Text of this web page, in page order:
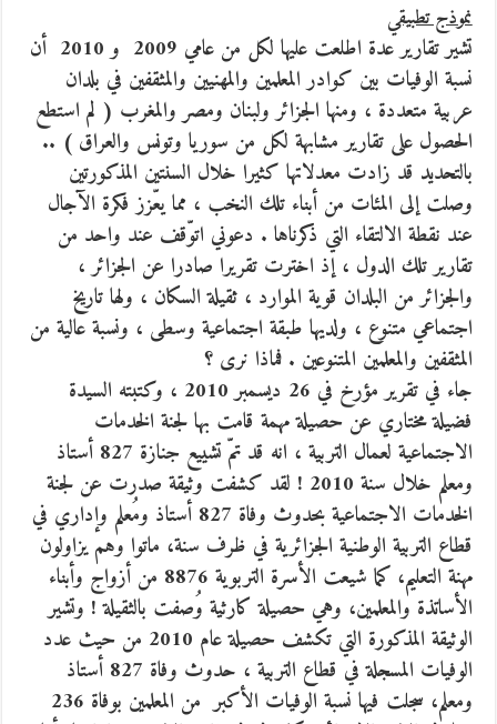
نموذج تطبيقي
تشير تقارير عدة اطلعت عليها لكل من عامي 2009 و 2010 أن
نسبة الوفيات بين كوادر المعلمين والمهنيين والمثقفين في بلدان
عربية متعددة ، ومنها الجزائر ولبنان ومصر والمغرب ( لم استطع
الحصول على تقارير مشابهة لكل من سوريا وتونس والعراق ) ..
بالتحديد قد زادت معدلاتها كثيرا خلال السنتين المذكورتين
وصلت إلى المئات من أبناء تلك النخب ، مما يعّزز فكرة الآجال
عند نقطة الالتقاء التي ذكرناها . دعوني اتوّقف عند واحد من
تقارير تلك الدول ، إذ اخترت تقريرا صادرا عن الجزائر ،
والجزائر من البلدان قوية الموارد ، ثقيلة السكان ، ولها تاريخ
اجتماعي متنوع ، ولديها طبقة اجتماعية وسطى ، ونسبة عالية من
المثقفين والمعلمين المتنوعين . فماذا نرى ؟
جاء في تقرير مؤرخ في 26 ديسمبر 2010 ، وكتبته السيدة
فضيلة مختاري عن حصيلة مهمة قامت بها لجنة الخدمات
الاجتماعية لعمال التربية ، انه قد تمّ تشييع جنازة 827 أستاذ
ومعلم خلال سنة 2010 ! لقد كشفت وثيقة صدرت عن لجنة
الخدمات الاجتماعية بحدوث وفاة 827 أستاذ ومُعلم وإداري في
قطاع التربية الوطنية الجزائرية في ظرف سنة، ماتوا وهم يزاولون
مهنة التعليم، كما شيعت الأسرة التربوية 8876 من أزواج وأبناء
الأساتذة والمعلمين، وهي حصيلة كارثية وُصفت بالثقيلة ! وتشير
الوثيقة المذكورة التي تكشف حصيلة عام 2010 من حيث عدد
الوفيات المسجلة في قطاع التربية ، حدوث وفاة 827 أستاذ
ومعلم، سجلت فيها نسبة الوفيات الأكبر من المعلمين بوفاة 236